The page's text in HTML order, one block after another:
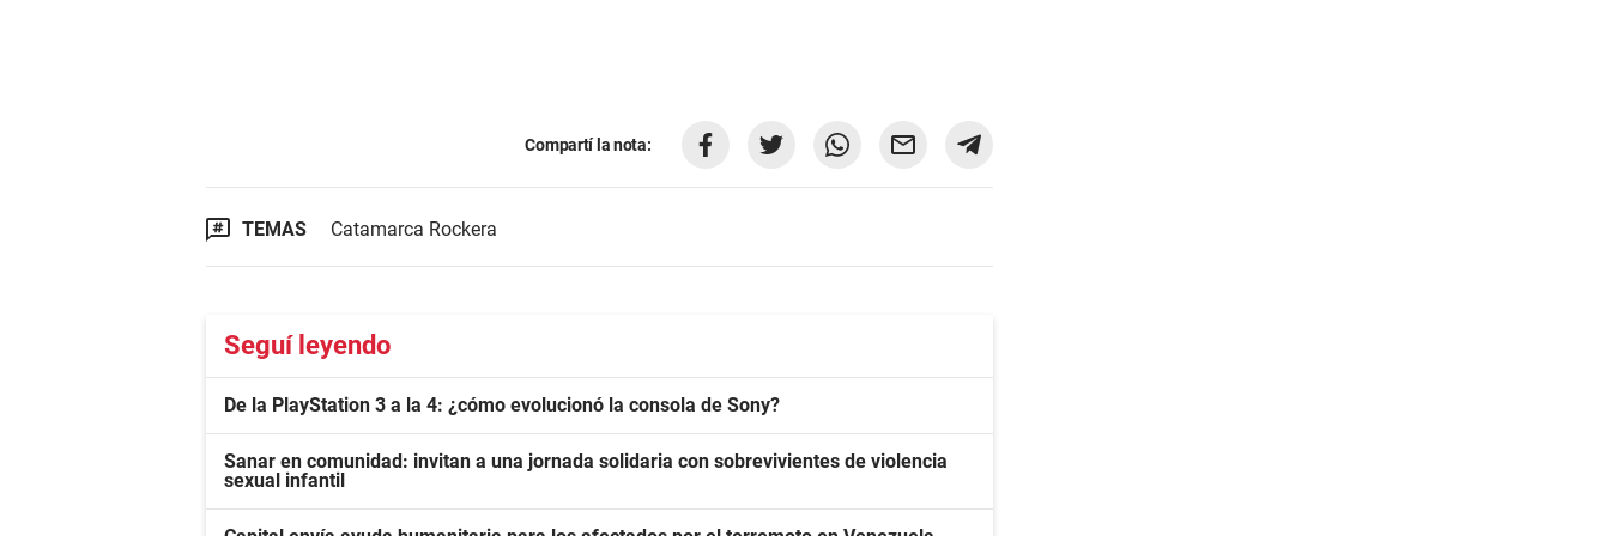
Compartí la nota:
TEMAS Catamarca Rockera
Seguí leyendo
De la PlayStation 3 a la 4: ¿cómo evolucionó la consola de Sony?
Sanar en comunidad: invitan a una jornada solidaria con sobrevivientes de violencia
sexual infantil